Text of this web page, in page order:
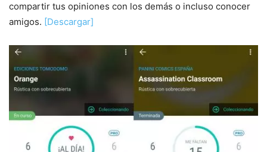
compartir tus opiniones con los demás o incluso conocer
amigos. [Descargar]